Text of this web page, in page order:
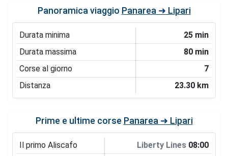
Panoramica viaggio Panarea ➜ Lipari
Durata minima
25 min
Durata massima
80 min
Corse al giorno
7
Distanza
23.30 km
Prime e ultime corse Panarea ➜ Lipari
Il primo Aliscafo Liberty Lines 08:00